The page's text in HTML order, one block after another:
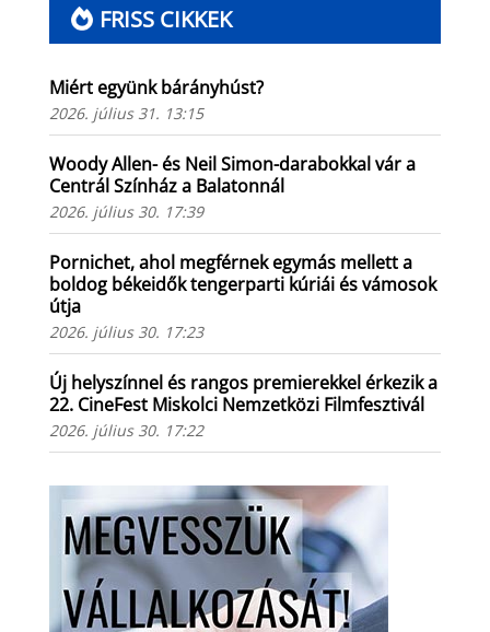
FRISS CIKKEK
Miért együnk bárányhúst?
2026. július 31. 13:15
Woody Allen- és Neil Simon-darabokkal vár a
Centrál Színház a Balatonnál
2026. július 30. 17:39
Pornichet, ahol megférnek egymás mellett a
boldog békeidők tengerparti kúriái és vámosok
útja
2026. július 30. 17:23
Új helyszínnel és rangos premierekkel érkezik a
22. CineFest Miskolci Nemzetközi Filmfesztivál
2026. július 30. 17:22